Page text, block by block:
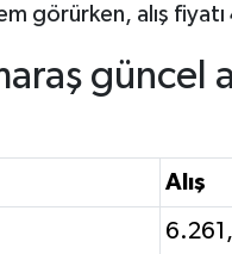
görürken, alış fiyatı
güncel
Alış